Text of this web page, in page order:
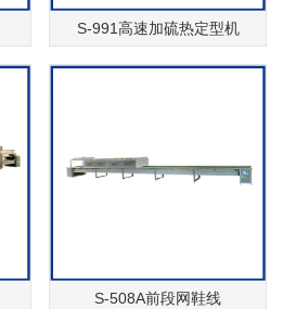
S-991高速加硫热定型机
S-508A前段网鞋线